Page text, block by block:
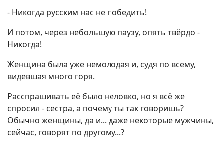
- Никогда русским нас не победить!
И потом, через небольшую паузу, опять твёрдо -
Никогда!
Женщина была уже немолодая и, судя по всему,
видевшая много горя.
Расспрашивать её было неловко, но я всё же
спросил - сестра, а почему ты так говоришь?
Обычно женщины, да и... даже некоторые мужчины,
сейчас, говорят по другому...?